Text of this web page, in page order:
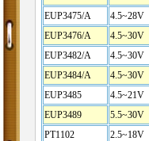
EUP3475/A
4.5~28V
EUP3476/A
4.5~30V
EUP3482/A
4.5~30V
EUP3484/A
4.5~30V
EUP3485
4.5~21V
EUP3489
5.5~30V
PT1102
2.5~18V